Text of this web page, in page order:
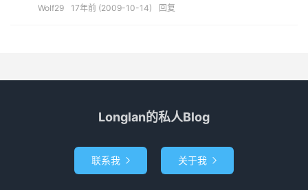
Wolf29 17年前 (2009-10-14) 回复
Longlan的私人Blog
联系我  关于我 